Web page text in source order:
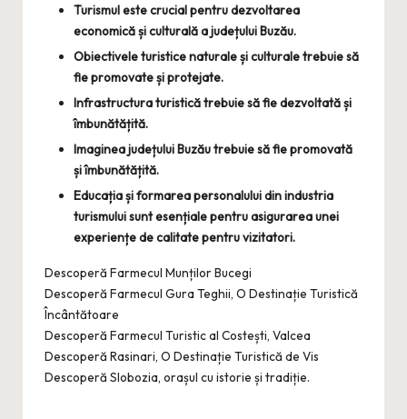
Turismul este crucial pentru dezvoltarea
economică și culturală a județului Buzău.
Obiectivele turistice naturale și culturale trebuie să
fie promovate și protejate.
Infrastructura turistică trebuie să fie dezvoltată și
îmbunătățită.
Imaginea județului Buzău trebuie să fie promovată
și îmbunătățită.
Educația și formarea personalului din industria
turismului sunt esențiale pentru asigurarea unei
experiențe de calitate pentru vizitatori.
Descoperă Farmecul Munților Bucegi
Descoperă Farmecul Gura Teghii, O Destinație Turistică
Încântătoare
Descoperă Farmecul Turistic al Costești, Valcea
Descoperă Rasinari, O Destinație Turistică de Vis
Descoperă Slobozia, orașul cu istorie și tradiție.